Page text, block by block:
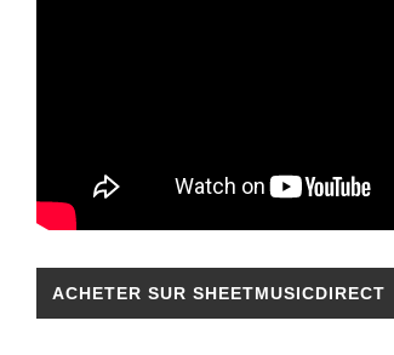
ACHETER SUR SHEETMUSICDIRECT